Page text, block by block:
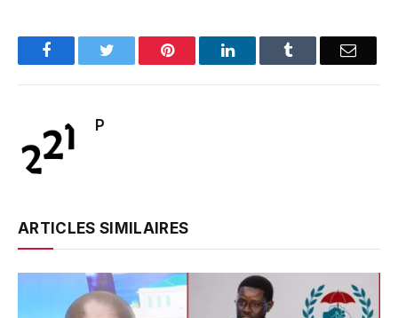
FacebookTwitter Pinterest LinkedInTumblr Email
P
ARTICLES SIMILAIRES